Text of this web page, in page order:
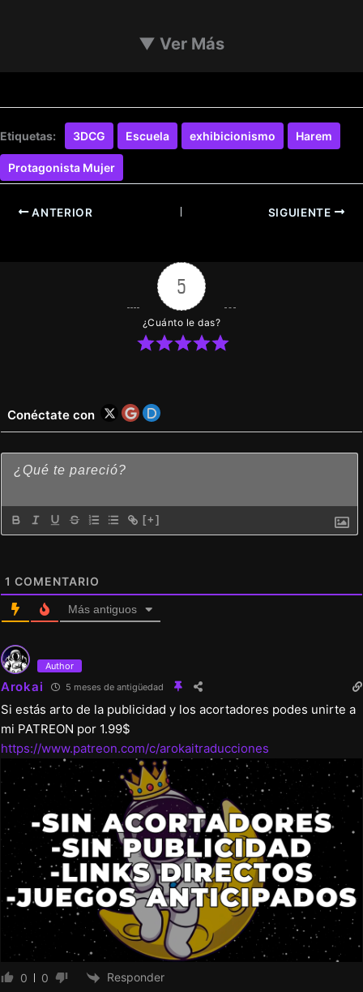
▼ Ver Más
Etiquetas: 3DCG Escuela exhibicionismo Harem
Protagonista Mujer
ANTERIOR SIGUIENTE
5
¿Cuánto le das?
Conéctate con
[+]
1 COMENTARIO
Más antiguos
Author
Arokai 5 meses de antigüedad
Si estás arto de la publicidad y los acortadores podes unirte a
mi PATREON por 1.99$
https://www.patreon.com/c/arokaitraducciones
0 0 Responder